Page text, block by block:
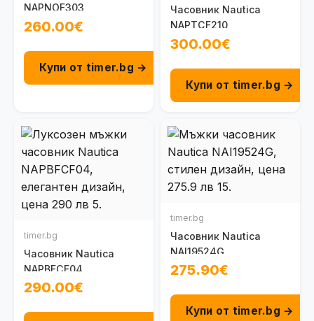
NAPNOF303
260.00€
Купи от timer.bg →
Часовник Nautica
NAPTCF210
300.00€
Купи от timer.bg →
timer.bg
Часовник Nautica
NAPBFCF04
290.00€
timer.bg
Часовник Nautica
NAI19524G
275.90€
Купи от timer.bg →